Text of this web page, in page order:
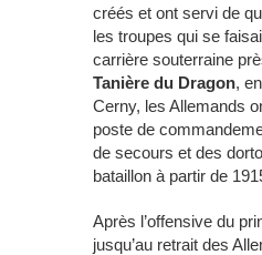
créés et ont servi de
les troupes qui se
carrière souterraine
Tanière du Dragon,
Cerny, les Allemands
poste de
de secours et des
bataillon à partir de
Après l’offensive du
jusqu’au retrait des